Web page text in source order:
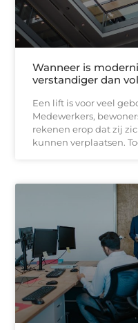
Wanneer is
verstandiger dan
Een lift is voor veel
Medewerkers,
rekenen erop dat zij
kunnen verplaatsen.